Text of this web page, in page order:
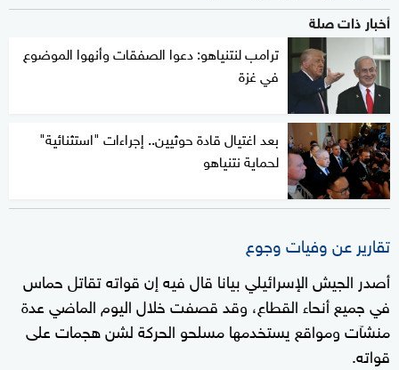
أخبار ذات صلة
ترامب لنتنياهو: دعوا الصفقات وأنهوا الموضوع
في غزة
بعد اغتيال قادة حوثيين.. إجراءات "استثنائية"
لحماية نتنياهو
تقارير عن وفيات وجوع
أصدر الجيش الإسرائيلي بيانا قال فيه إن قواته تقاتل حماس
في جميع أنحاء القطاع، وقد قصفت خلال اليوم الماضي عدة
منشآت ومواقع يستخدمها مسلحو الحركة لشن هجمات على
قواته.